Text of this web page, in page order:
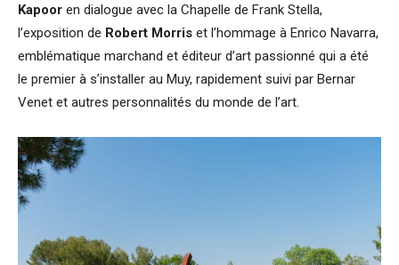
Kapoor en dialogue avec la Chapelle de Frank Stella,
l’exposition de Robert Morris et l’hommage à Enrico Navarra,
emblématique marchand et éditeur d’art passionné qui a été
le premier à s’installer au Muy, rapidement suivi par Bernar
Venet et autres personnalités du monde de l’art.